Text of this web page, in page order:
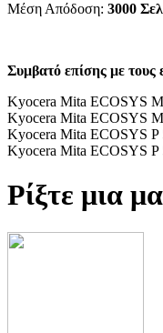
Μέση Απόδοση: 3000
Συμβατό επίσης με τους
Kyocera Mita ECOSYS
Kyocera Mita ECOSYS
Kyocera Mita ECOSYS P
Kyocera Mita ECOSYS P
Ρίξτε μια